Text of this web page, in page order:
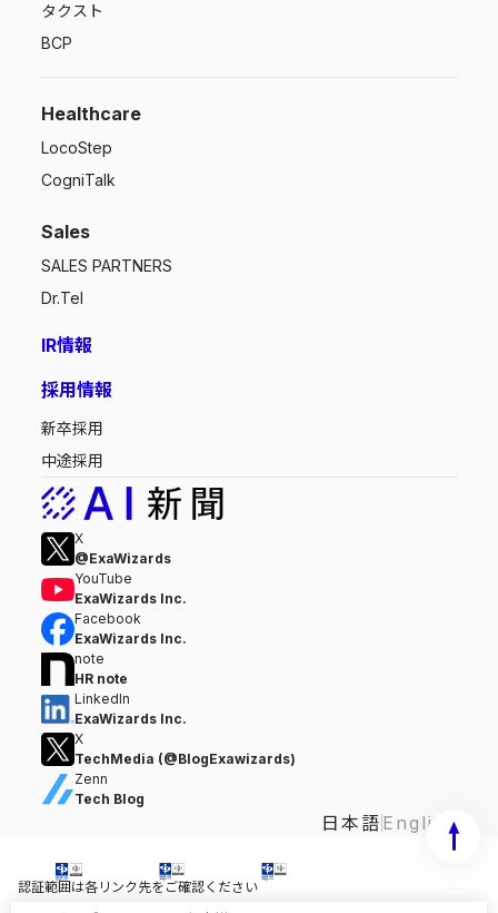
タクスト
BCP
Healthcare
LocoStep
CogniTalk
Sales
SALES PARTNERS
Dr.Tel
IR情報
採用情報
新卒採用
中途採用
X
@ExaWizards
YouTube
ExaWizards Inc.
Facebook
ExaWizards Inc.
note
HR note
LinkedIn
ExaWizards Inc.
X
TechMedia (@BlogExawizards)
Zenn
Tech Blog
日本語 English
認証範囲は各リンク先をご確認ください